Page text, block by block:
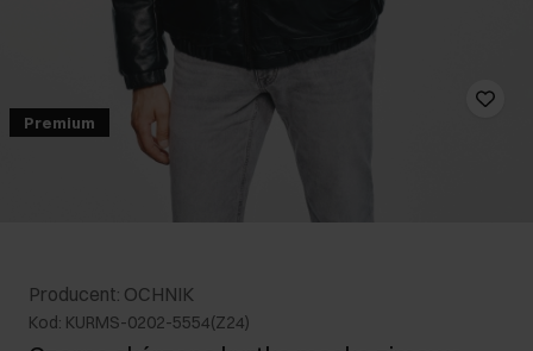
Premium
Producent: OCHNIK
Kod: KURMS-0202-5554(Z24)